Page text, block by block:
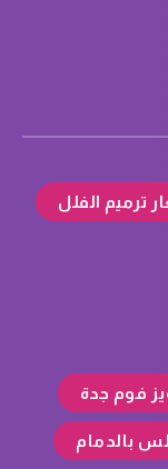
ترميم الفلل
فوم جدة
بالدمام